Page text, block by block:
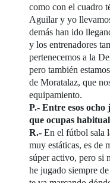
como con el cuadro
Aguilar y yo
demás han ido
y los entrenadores
pertenecemos a la
pero también
de Moratalaz, que
equipamiento.
P.- Entre esos ocho
que ocupas
R.- En el fútbol sala
muy estáticas, es de
súper activo, pero si
he jugado siempre